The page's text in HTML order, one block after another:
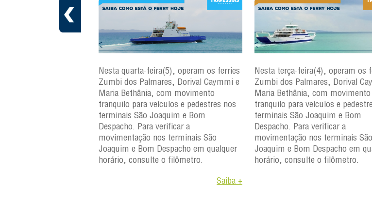
Nesta quarta-feira(5), operam os ferries
Zumbi dos Palmares, Dorival Caymmi e
Maria Bethânia, com movimento
tranquilo para veículos e pedestres nos
terminais São Joaquim e Bom
Despacho. Para verificar a
movimentação nos terminais São
Joaquim e Bom Despacho em qualquer
horário, consulte o filômetro.
Saiba +
Nesta terça-feira(4), operam os
Zumbi dos Palmares, Dorival
Maria Bethânia, com movimento
tranquilo para veículos e
terminais São Joaquim e Bom
Despacho. Para verificar a
movimentação nos terminais São
Joaquim e Bom Despacho em
horário, consulte o filômetro.